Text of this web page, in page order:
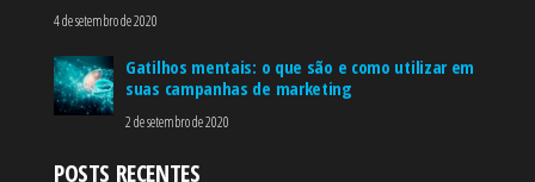
4 de setembro de 2020
Gatilhos mentais: o que são e como utilizar em
suas campanhas de marketing
2 de setembro de 2020
POSTS RECENTES